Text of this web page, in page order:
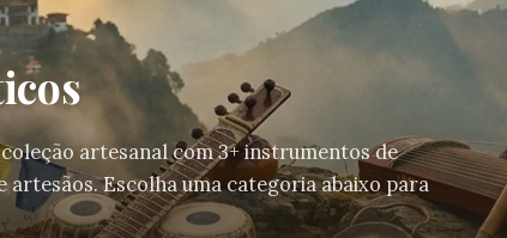
artesanal com 3+ instrumentos de
Escolha uma categoria abaixo para